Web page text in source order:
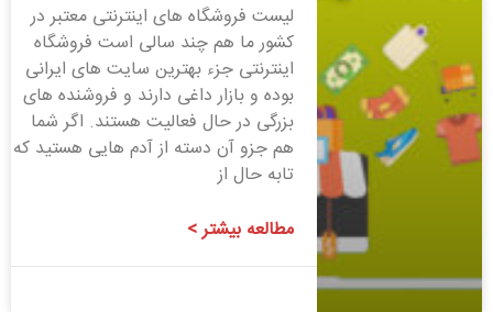
لیست فروشگاه های اینترنتی معتبر در
کشور ما هم چند سالی است فروشگاه
اینترنتی جزء بهترین سایت های ایرانی
بوده و بازار داغی دارند و فروشنده های
بزرگی در حال فعالیت هستند. اگر شما
هم جزو آن دسته از آدم هایی هستید که
تابه حال از
مطالعه بیشتر >
1400/08/06 1 دیدگاه